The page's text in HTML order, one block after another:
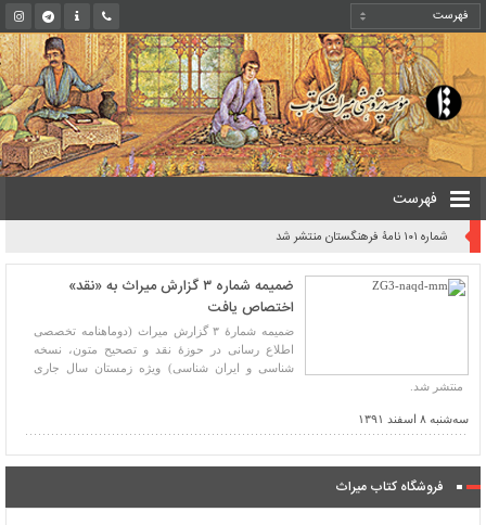
فهرست
شماره ۱۰۱ نامۀ فرهنگستان منتشر شد
ضمیمه شماره ۳ گزارش میراث به «نقد»
اختصاص یافت
ضمیمه شمارۀ ۳ گزارش میراث (دوماهنامه تخصصی
اطلاع رسانی در حوزۀ نقد و تصحیح متون، نسخه
شناسی و ایران شناسی) ویژه زمستان سال جاری
منتشر شد.
سه‌شنبه ۸ اسفند ۱۳۹۱
فروشگاه کتاب میراث